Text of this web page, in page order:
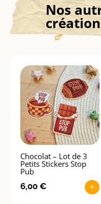
Nos
Chocolat – Lot de 3
Petits Stickers Stop
Pub
6,00 € +